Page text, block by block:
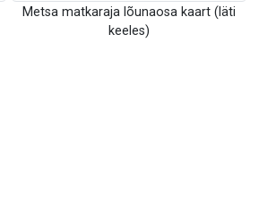
Metsa matkaraja lõunaosa kaart (läti
keeles)